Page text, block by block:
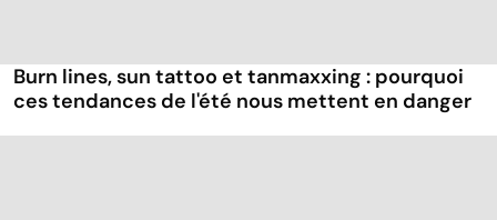
Burn lines, sun tattoo et tanmaxxing : pourquoi
ces tendances de l'été nous mettent en danger